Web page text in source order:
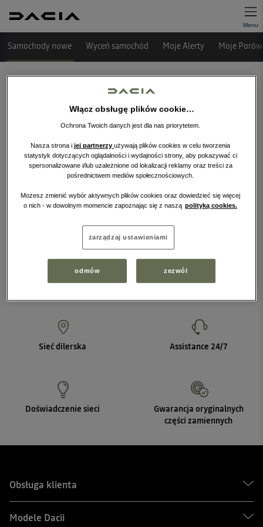
Samochody nowe Wyceń samochód Moje Alerty Moje
Niestety, wybrany dealer nie ma
obecnie żadnych ofert w tej kategorii.
Sieć dilerska Assistance 24/7
Doświadczenie sieci
Gwarancja oryginalnych
części zamiennych
Obsługa klienta
Modele Dacii
Włącz obsługę plików cookie…
Ochrona Twoich danych jest dla nas priorytetem.
Nasza strona i jej partnerzy używają plików cookies w celu tworzenia
statystyk dotyczących oglądalności i wydajności strony, aby pokazywać ci
spersonalizowane i/lub uzależnione od lokalizacji reklamy oraz treści za
pośrednictwem mediów społecznościowych.
Możesz zmienić wybór aktywnych plików cookies oraz dowiedzieć się więcej
o nich - w dowolnym momencie zapoznając się z naszą polityką cookies.
zarządzaj ustawieniami
odmów zezwól